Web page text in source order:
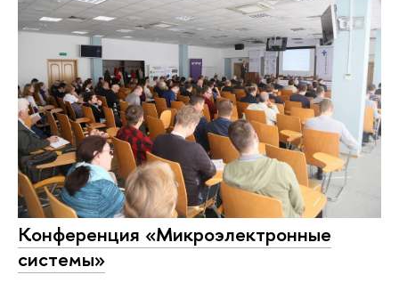
Конференция «Микроэлектронные
системы»